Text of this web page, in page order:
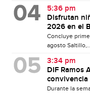
5:36 pm
Disfrutan
2026 en el
Concluye
agosto Saltillo,...
3:34 pm
DIF Ramos
convivencia
Durante la